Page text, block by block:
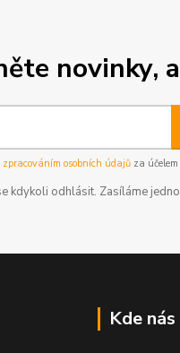
novinky,
zpracováním osobních údajůza účelem
kdykoli odhlásit. Zasíláme
Kde